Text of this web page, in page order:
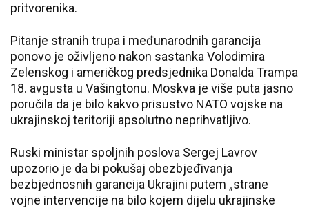
pritvorenika.
Pitanje stranih trupa i međunarodnih garancija
ponovo je oživljeno nakon sastanka Volodimira
Zelenskog i američkog predsjednika Donalda Trampa
18. avgusta u Vašingtonu. Moskva je više puta jasno
poručila da je bilo kakvo prisustvo NATO vojske na
ukrajinskoj teritoriji apsolutno neprihvatljivo.
Ruski ministar spoljnih poslova Sergej Lavrov
upozorio je da bi pokušaj obezbjeđivanja
bezbjednosnih garancija Ukrajini putem „strane
vojne intervencije na bilo kojem dijelu ukrajinske